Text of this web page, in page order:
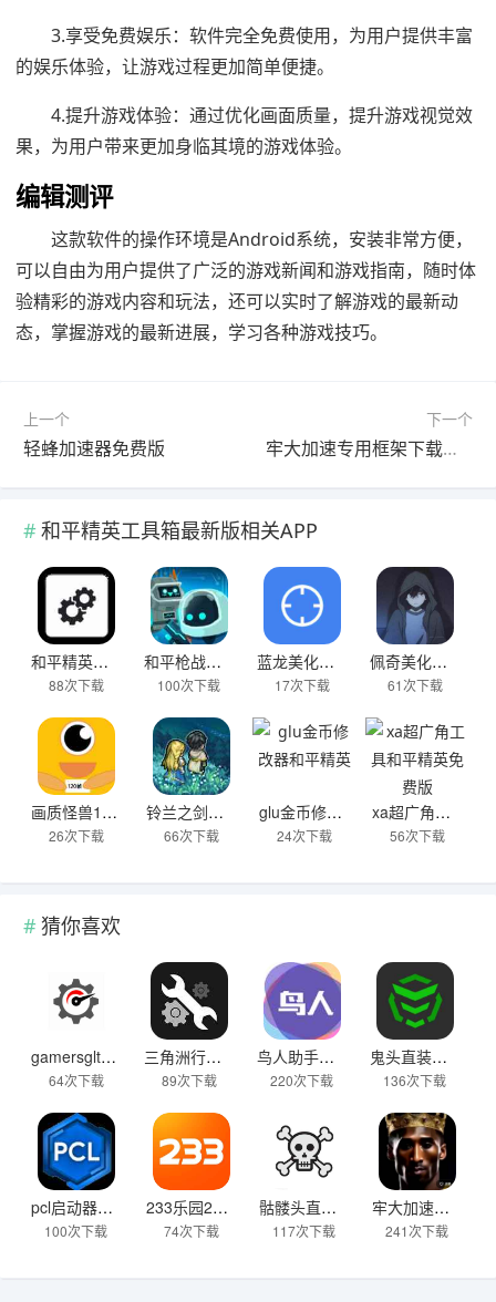
3.享受免费娱乐：软件完全免费使用，为用户提供丰富
的娱乐体验，让游戏过程更加简单便捷。
4.提升游戏体验：通过优化画面质量，提升游戏视觉效
果，为用户带来更加身临其境的游戏体验。
编辑测评
这款软件的操作环境是Android系统，安装非常方便，
可以自由为用户提供了广泛的游戏新闻和游戏指南，随时体
验精彩的游戏内容和玩法，还可以实时了解游戏的最新动
态，掌握游戏的最新进展，学习各种游戏技巧。
上一个
轻蜂加速器免费版
下一个
牢大加速专用框架下载安装
和平精英工具箱最新版相关APP
和平精英工具箱最新版
88次下载
和平枪战训练营免广告版
100次下载
蓝龙美化包8.0和平精英
17次下载
佩奇美化包和平精英下载免费能打开
61次下载
画质怪兽120帧和平精英安卓免费
26次下载
铃兰之剑：为这和平的世界官网版
66次下载
glu金币修改器和平精英
24次下载
xa超广角工具和平精英免费版
56次下载
猜你喜欢
gamersgltoolpro汉化版
64次下载
三角洲行动画质助手144帧修改器免费版
89次下载
鸟人助手免付费版
220次下载
鬼头直装科技下载7.0
136次下载
pcl启动器mac版
100次下载
233乐园233乐园不用实名无广告版
74次下载
骷髅头直装2025最新版本
117次下载
牢大加速专用框架下载安装
241次下载